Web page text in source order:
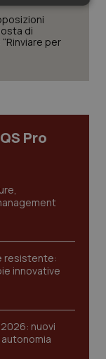
di
per
Pro
resistente:
innovative
nuovi
fruibile il
quali la
/ Dominio